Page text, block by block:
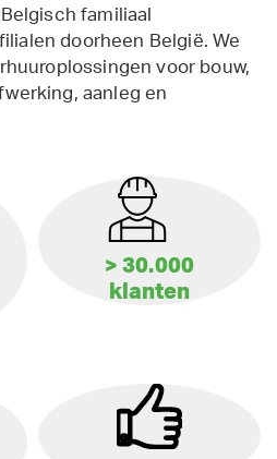
familiaal
doorheen België. We
voor bouw,
aanleg en
> 30.000
klanten